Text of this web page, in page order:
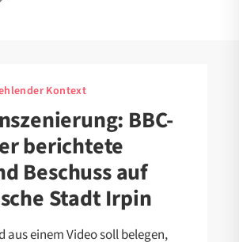
Kontext
BBC-
berichtete
Beschuss auf
Stadt Irpin
aus einem Video soll belegen,